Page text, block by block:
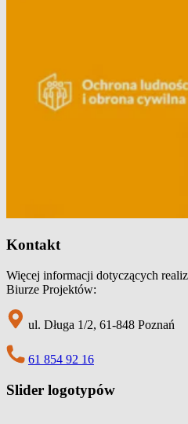
Kontakt
Więcej informacji dotyczących
Biurze Projektów:
ul. Długa 1/2, 61-848 Poznań
61 854 92 16
Slider logotypów